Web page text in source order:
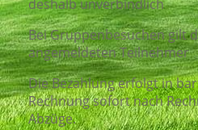
deshalb unverbindlich
Bei Gruppenbesuchen gilt
angemeldeten Teilnehmer
Die Bezahlung erfolgt in
Rechnung sofort nach
Abzüge.